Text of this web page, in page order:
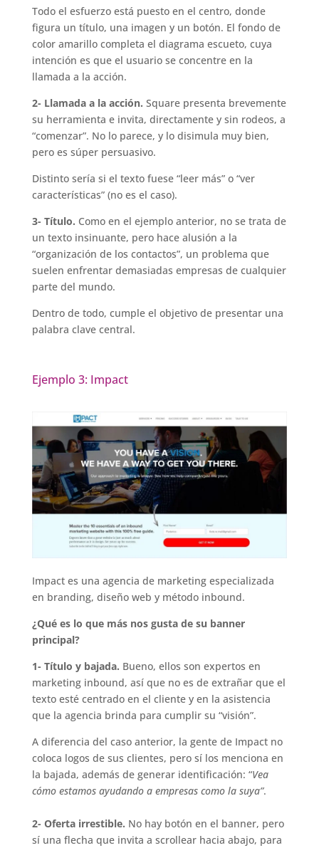
Todo el esfuerzo está puesto en el centro, donde
figura un título, una imagen y un botón. El fondo de
color amarillo completa el diagrama escueto, cuya
intención es que el usuario se concentre en la
llamada a la acción.
2- Llamada a la acción. Square presenta brevemente
su herramienta e invita, directamente y sin rodeos, a
“comenzar”. No lo parece, y lo disimula muy bien,
pero es súper persuasivo.
Distinto sería si el texto fuese “leer más” o “ver
características” (no es el caso).
3- Título. Como en el ejemplo anterior, no se trata de
un texto insinuante, pero hace alusión a la
“organización de los contactos”, un problema que
suelen enfrentar demasiadas empresas de cualquier
parte del mundo.
Dentro de todo, cumple el objetivo de presentar una
palabra clave central.
Ejemplo 3: Impact
Impact es una agencia de marketing especializada
en branding, diseño web y método inbound.
¿Qué es lo que más nos gusta de su banner
principal?
1- Título y bajada. Bueno, ellos son expertos en
marketing inbound, así que no es de extrañar que el
texto esté centrado en el cliente y en la asistencia
que la agencia brinda para cumplir su “visión”.
A diferencia del caso anterior, la gente de Impact no
coloca logos de sus clientes, pero sí los menciona en
la bajada, además de generar identificación: “Vea
cómo estamos ayudando a empresas como la suya”.
2- Oferta irrestible. No hay botón en el banner, pero
sí una flecha que invita a scrollear hacia abajo, para